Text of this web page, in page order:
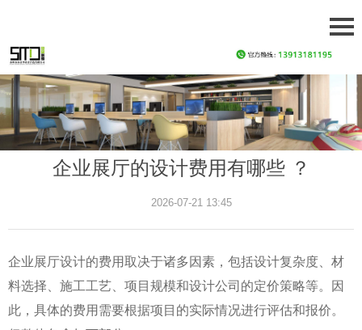
企业展厅的设计费用有哪些 ？
2026-07-21 13:45
企业展厅设计的费用取决于诸多因素，包括设计复杂度、材
料选择、施工工艺、项目规模和设计公司的定价策略等。因
此，具体的费用需要根据项目的实际情况进行评估和报价。